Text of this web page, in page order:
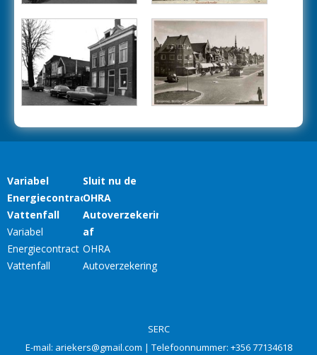
SERC
E-mail: ariekers@gmail.com | Telefoonnummer: +356 77134618